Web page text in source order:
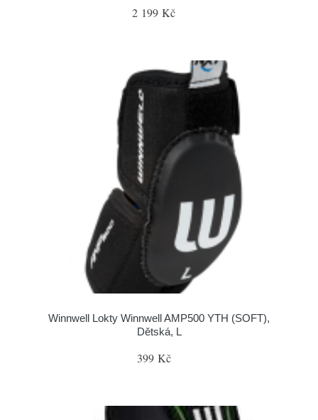
2 199 Kč
Winnwell Lokty Winnwell AMP500 YTH (SOFT),
Dětská, L
399 Kč